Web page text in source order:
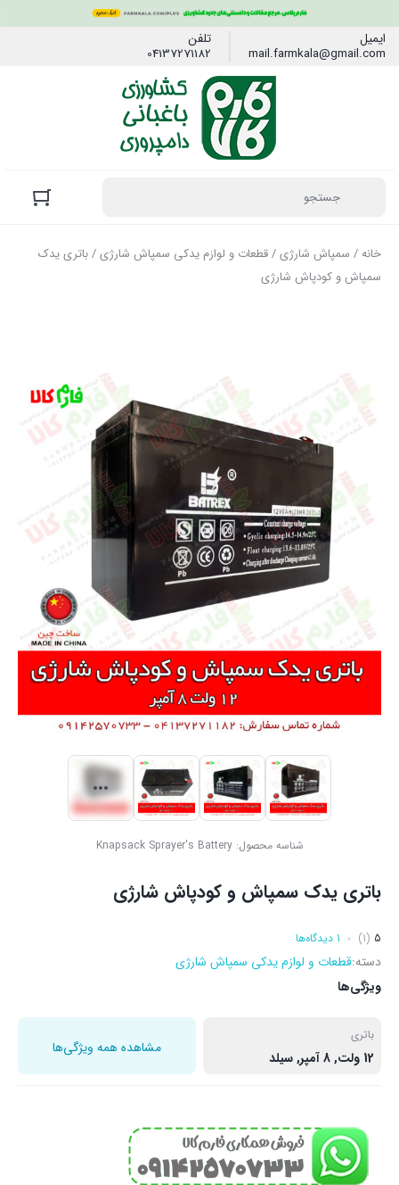
ایمیل
mail.farmkala@gmail.com
تلفن
04137271182
خانه/ سمپاش شارژی/قطعات و لوازم یدکی سمپاش شارژی/ باتری یدک
سمپاش و کودپاش شارژی
شناسه محصول:Knapsack Sprayer's Battery
باتری یدک سمپاش و کودپاش شارژی
5
(1) 1 دیدگاه‌ها
دسته:قطعات و لوازم یدکی سمپاش شارژی
ویژگی‌ها
باتری
12 ولت, 8 آمپر, سیلد
مشاهده همه ویژگی‌ها